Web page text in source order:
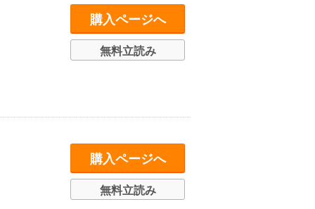
購入ページへ
無料立読み
購入ページへ
無料立読み